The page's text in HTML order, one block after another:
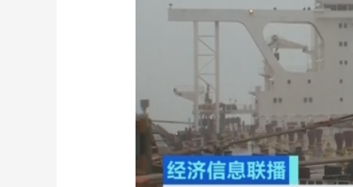
鄉村振興 生態環境 一帶一路
大國保險 雲頂對話
CCTV.節目官網 直播 節目單 欄目 片庫